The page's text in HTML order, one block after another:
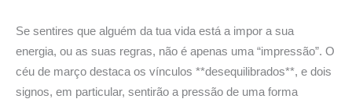
Se sentires que alguém da tua vida está a impor a sua
energia, ou as suas regras, não é apenas uma “impressão”. O
céu de março destaca os vínculos **desequilibrados**, e dois
signos, em particular, sentirão a pressão de uma forma